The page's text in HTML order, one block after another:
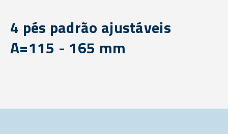
4 pés padrão ajustáveis
A=115 - 165 mm